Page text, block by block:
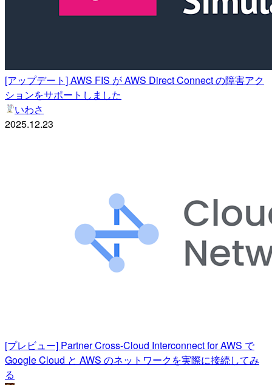
[アップデート] AWS FIS が AWS Direct Connect の障害アク
ションをサポートしました
いわさ
2025.12.23
[プレビュー] Partner Cross-Cloud Interconnect for AWS で
Google Cloud と AWS のネットワークを実際に接続してみ
る